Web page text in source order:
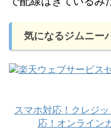
気になるジムニー
スマホ対応！クレジ
応！オンライン